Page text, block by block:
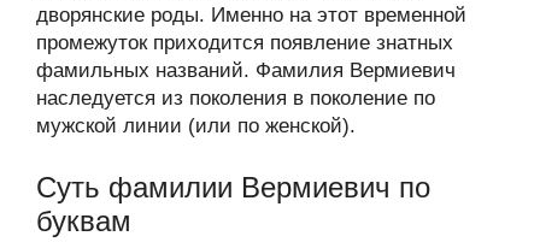
дворянские роды. Именно на этот временной
промежуток приходится появление знатных
фамильных названий. Фамилия Вермиевич
наследуется из поколения в поколение по
мужской линии (или по женской).
Суть фамилии Вермиевич по
буквам